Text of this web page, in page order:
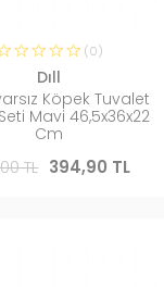
(0)
Dıll
Köpek Tuvalet
Mavi 46,5x36x22
Cm
TL 394,90 TL